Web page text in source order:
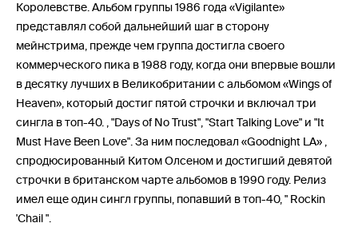
Королевстве. Альбом группы 1986 года «Vigilante»
представлял собой дальнейший шаг в сторону
мейнстрима, прежде чем группа достигла своего
коммерческого пика в 1988 году, когда они впервые вошли
в десятку лучших в Великобритании с альбомом «Wings of
Heaven», который достиг пятой строчки и включал три
сингла в топ-40. , "Days of No Trust", "Start Talking Love" и "It
Must Have Been Love". За ним последовал «Goodnight LA» ,
спродюсированный Китом Олсеном и достигший девятой
строчки в британском чарте альбомов в 1990 году. Релиз
имел еще один сингл группы, попавший в топ-40, " Rockin
'Chail ".